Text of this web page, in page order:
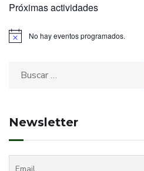
Próximas actividades
No hay eventos programados.
Newsletter